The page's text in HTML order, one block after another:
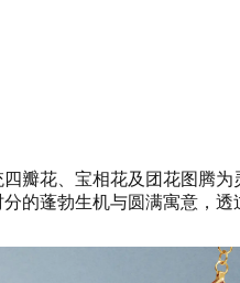
花、宝相花及团花图腾
的蓬勃生机与圆满寓意，透